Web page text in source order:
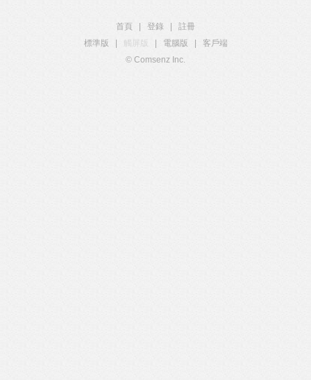
首頁 登錄
註冊
標準版
觸屏版 電腦版
客戶端
© Comsenz Inc.